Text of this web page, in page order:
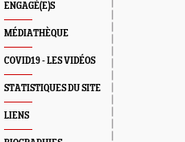
ENGAGÉ(E)S
MÉDIATHÈQUE
COVID19 - LES VIDÉOS
STATISTIQUES DU SITE
LIENS